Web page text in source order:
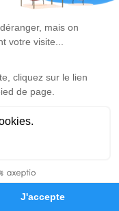
Hommages
estdisponible
de